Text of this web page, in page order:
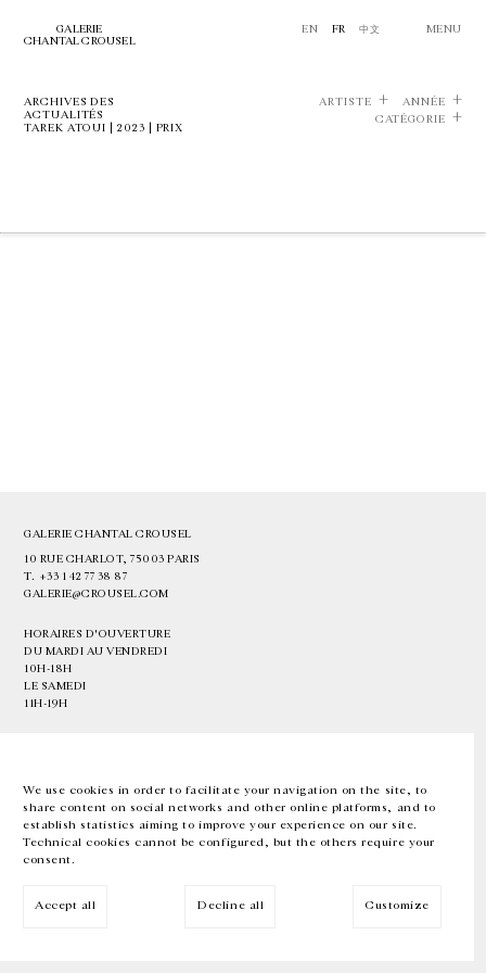
We use cookies in order to facilitate your navigation on the site, to
share content on social networks and other online platforms, and to
establish statistics aiming to improve your experience on our site.
Technical cookies cannot be configured, but the others require your
consent.
Accept all Decline all Customize
GALERIE
CHANTAL CROUSEL
EN FR 中文 MENU
ARCHIVES DES
ACTUALITÉS
TAREK ATOUI | 2023 | PRIX
ARTISTE
ANNÉE
CATÉGORIE
GALERIE CHANTAL CROUSEL
10 RUE CHARLOT, 75003 PARIS
T. +33 1 42 77 38 87
GALERIE@CROUSEL.COM
HORAIRES D'OUVERTURE
DU MARDI AU VENDREDI
10H-18H
LE SAMEDI
11H-19H
EN FR 中文 Facebook Instagram
Inscrivez-vous à notre newsletter